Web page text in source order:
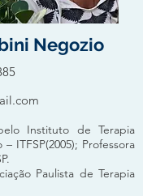
Negozio
Instituto de Terapia
ITFSP(2005); Professora
Paulista de Terapia